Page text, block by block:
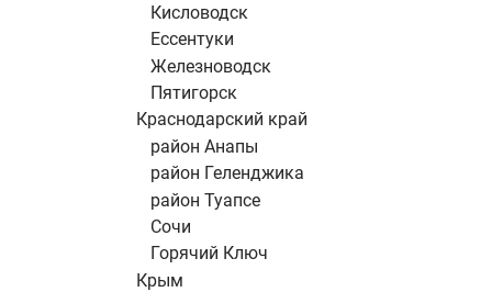
Кисловодск
Ессентуки
Железноводск
Пятигорск
Краснодарский край
район Анапы
район Геленджика
район Туапсе
Сочи
Горячий Ключ
Крым